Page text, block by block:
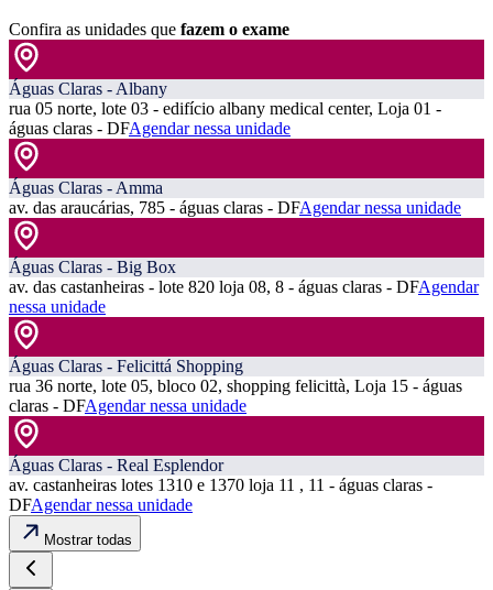
Confira as unidades que fazem o exame
Águas Claras - Albany
rua 05 norte, lote 03 - edifício albany medical center, Loja 01 -
águas claras - DFAgendar nessa unidade
Águas Claras - Amma
av. das araucárias, 785 - águas claras - DFAgendar nessa unidade
Águas Claras - Big Box
av. das castanheiras - lote 820 loja 08, 8 - águas claras - DFAgendar
nessa unidade
Águas Claras - Felicittá Shopping
rua 36 norte, lote 05, bloco 02, shopping felicittà, Loja 15 - águas
claras - DFAgendar nessa unidade
Águas Claras - Real Esplendor
av. castanheiras lotes 1310 e 1370 loja 11 , 11 - águas claras -
DFAgendar nessa unidade
Mostrar todas